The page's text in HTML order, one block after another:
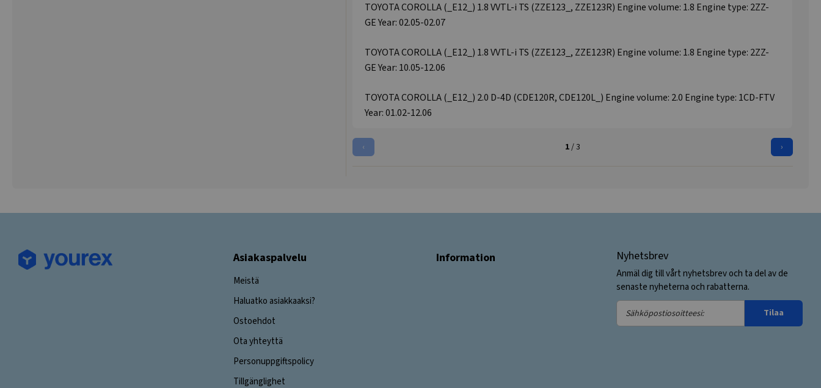
TOYOTA COROLLA (_E12_) 1.8 VVTL-i TS (ZZE123_, ZZE123R) Engine volume: 1.8 Engine type: 2ZZ-
GE Year: 02.05-02.07
TOYOTA COROLLA (_E12_) 1.8 VVTL-i TS (ZZE123_, ZZE123R) Engine volume: 1.8 Engine type: 2ZZ-
GE Year: 10.05-12.06
TOYOTA COROLLA (_E12_) 2.0 D-4D (CDE120R, CDE120L_) Engine volume: 2.0 Engine type: 1CD-FTV
Year: 01.02-12.06
‹ 1/ 3 ›
Asiakaspalvelu
Meistä
Haluatko asiakkaaksi?
Ostoehdot
Ota yhteyttä
Personuppgiftspolicy
Tillgänglighet
Information Nyhetsbrev
Anmäl dig till vårt nyhetsbrev och ta del av de
senaste nyheterna och rabatterna.
Sähköpostiosoitteesi:
Tilaa